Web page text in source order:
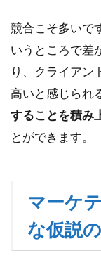
競合こそ多いで
いうところで差
り、クライアン
高いと感じられ
することを積み
とができます。
マーケ
な仮説